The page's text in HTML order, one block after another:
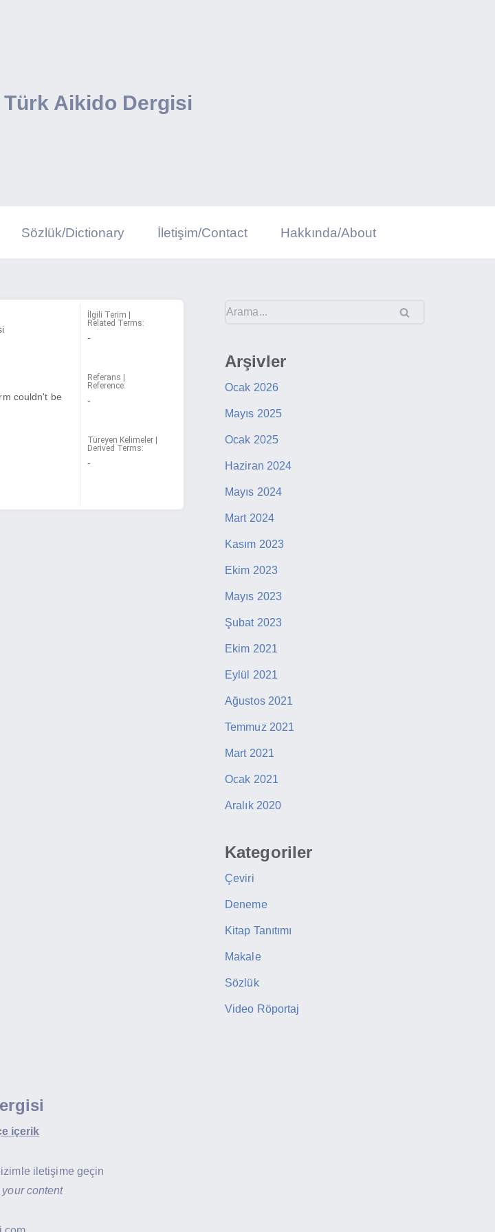
Türk Aikido Dergisi
Sözlük/Dictionary İletişim/Contact Hakkında/About
couldn't be
İlgili Terim |
Related Terms:
-
Referans |
Reference:
-
Türeyen Kelimeler |
Derived Terms:
-
Arşivler
Ocak 2026
Mayıs 2025
Ocak 2025
Haziran 2024
Mayıs 2024
Mart 2024
Kasım 2023
Ekim 2023
Mayıs 2023
Şubat 2023
Ekim 2021
Eylül 2021
Ağustos 2021
Temmuz 2021
Mart 2021
Ocak 2021
Aralık 2020
Kategoriler
Çeviri
Deneme
Kitap Tanıtımı
Makale
Sözlük
Video Röportaj
içerik
iletişime geçin
content